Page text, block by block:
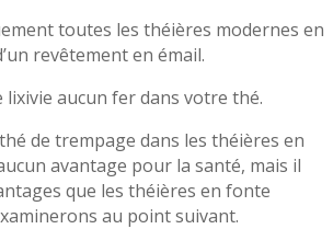
toutes les théières modernes en
revêtement en émail.
lixivie aucun fer dans votre thé.
de trempage dans les théières en
avantage pour la santé, mais il
que les théières en fonte
au point suivant.